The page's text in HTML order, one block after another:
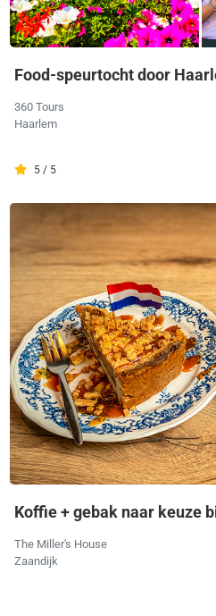
Food-speurtocht door
360 Tours
Haarlem
5 / 5
Koffie + gebak naar keuze
The Miller's House
Zaandijk